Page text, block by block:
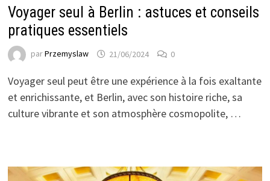
Voyager seul à Berlin : astuces et conseils
pratiques essentiels
parPrzemyslaw 21/06/2024 0
Voyager seul peut être une expérience à la fois exaltante
et enrichissante, et Berlin, avec son histoire riche, sa
culture vibrante et son atmosphère cosmopolite, …